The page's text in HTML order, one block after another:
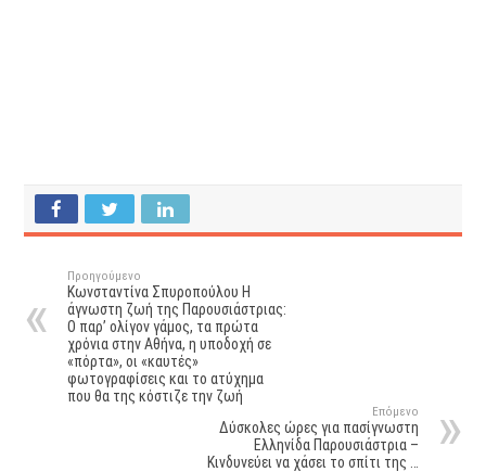
Προηγούμενο
Κωνσταντίνα Σπυροπούλου Η
άγνωστη ζωή της Παρουσιάστριας:
O παρ’ ολίγον γάμος, τα πρώτα
χρόνια στην Αθήνα, η υποδοχή σε
«πόρτα», οι «καυτές»
φωτογραφίσεις και το ατύχημα
που θα της κόστιζε την ζωή
Επόμενο
Δύσκολες ώρες για πασίγνωστη
Ελληνίδα Παρουσιάστρια –
Κινδυνεύει να χάσει το σπίτι της …